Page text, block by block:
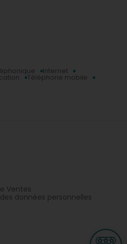
Internet
Téléphone mobile
Ventes
données personnelles